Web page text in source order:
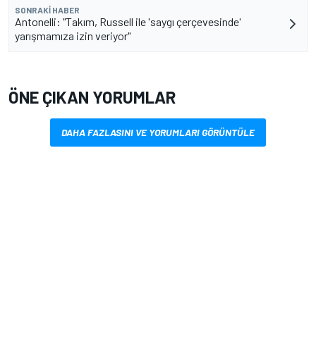
SONRAKI HABER
Antonelli: "Takım, Russell ile 'saygı çerçevesinde'
yarışmamıza izin veriyor"
ÖNE ÇIKAN YORUMLAR
DAHA FAZLASINI VE YORUMLARI GÖRÜNTÜLE